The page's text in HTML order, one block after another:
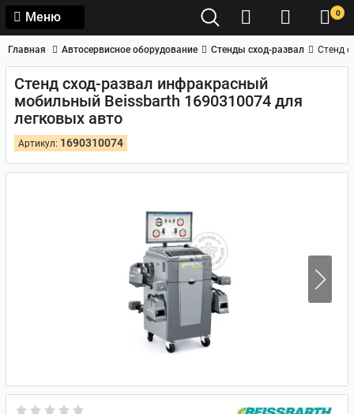
Меню 0
Главная Автосервисное оборудование Стенды сход-развал Стенд
Стенд сход-развал инфракрасный
мобильный Beissbarth 1690310074 для
легковых авто
Артикул: 1690310074